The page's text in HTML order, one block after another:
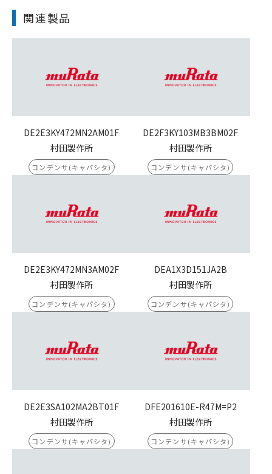
関連製品
DE2E3KY472MN2AM01F
村田製作所
コンデンサ(キャパシタ)
DE2F3KY103MB3BM02F
村田製作所
コンデンサ(キャパシタ)
DE2E3KY472MN3AM02F
村田製作所
コンデンサ(キャパシタ)
DEA1X3D151JA2B
村田製作所
コンデンサ(キャパシタ)
DE2E3SA102MA2BT01F
村田製作所
コンデンサ(キャパシタ)
DFE201610E-R47M=P2
村田製作所
コンデンサ(キャパシタ)